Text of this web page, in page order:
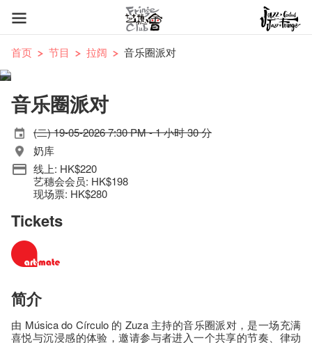
首页 节目 拉阔 音乐圈派对
音乐圈派对
(二) 19-05-2026 7:30 PM - 1 小时 30 分
奶库
线上: HK$220
艺穗会会员: HK$198
现场票: HK$280
Tickets
简介
由 Música do Círculo 的 Zuza 主持的音乐圈派对，是一场充满
喜悦与沉浸感的体验，邀请参与者进入一个共享的节奏、律动